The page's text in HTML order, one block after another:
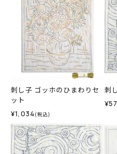
刺し子 ゴッホのひまわりセ
ット
¥1,034 (税込)
刺